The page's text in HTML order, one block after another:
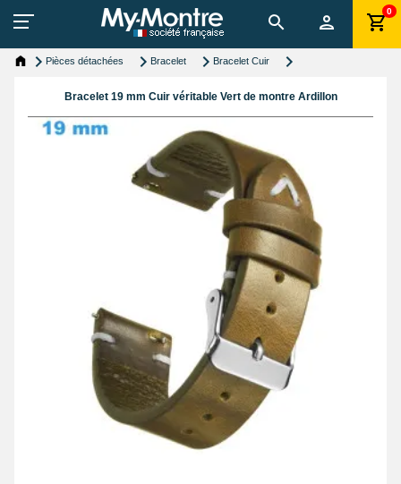
0
Pièces détachées Bracelet Bracelet Cuir
Bracelet 19 mm Cuir véritable Vert de montre Ardillon